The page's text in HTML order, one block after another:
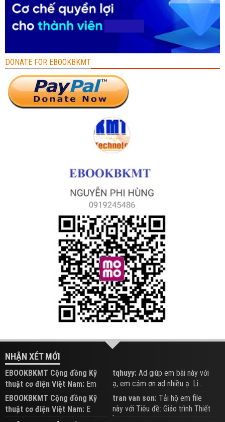
DONATE FOR EBOOKBKMT
NHẬN XÉT MỚI
EBOOKBKMT Cộng đồng Kỹ
thuật cơ điện Việt Nam: Em
đăng trên Group hỗ trợ nhé
tqhuyy: Ad giúp em bài này với
ạ, em cảm ơn ad nhiều ạ. Li...
EBOOKBKMT Cộng đồng Kỹ
thuật cơ điện Việt Nam: E
xem hỗ trợ trên Group
tran van son: Tải hộ em file
này với Tiêu đề: Giáo trình Thiết
b...